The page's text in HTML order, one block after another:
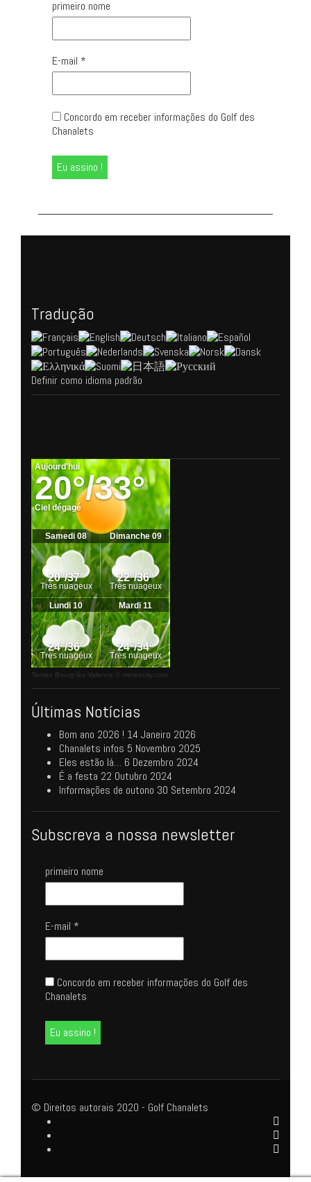
primeiro nome
E-mail *
Concordo em receber informações do Golf des
Chanalets
Tradução
Definir como idioma padrão
Tempo Bourg-lès-Valence © meteocity.com
Últimas Notícias
Bom ano 2026 ! 14 Janeiro 2026
Chanalets infos 5 Novembro 2025
Eles estão lá… 6 Dezembro 2024
É a festa 22 Outubro 2024
Informações de outono 30 Setembro 2024
Subscreva a nossa newsletter
primeiro nome
E-mail *
Concordo em receber informações do Golf des
Chanalets
© Direitos autorais 2020 - Golf Chanalets